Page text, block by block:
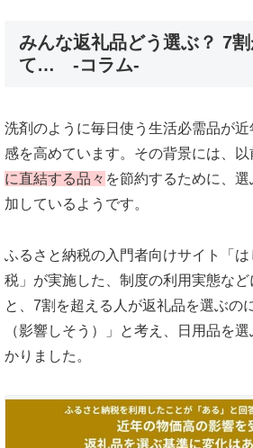
みんな返礼品どう選ぶ？ 7
て… -コラム-
洗剤のように毎日使う生活必需品が
感を高めています。その背景には、
に直結する品々 を節約するために、
加しているようです。
ふるさと納税の入門者向けサイト「
税」が実施した、制度の利用実態な
と、7割を超える人が返礼品を選ぶの
（影響しそう）」と考え、日用品を
かりました。